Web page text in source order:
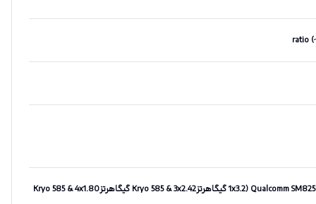
Qualcomm SM8250-AC Snapdragon 870 5G (7 nm) Octa-core (1x3.2 گیگاهرتزKryo 585 & 3x2.42 گیگاهرتزKryo 585 & 4x1.80